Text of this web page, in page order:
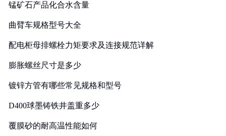
锰矿石产品化合水含量
曲臂车规格型号大全
配电柜母排螺栓力矩要求及连接规范详解
膨胀螺丝尺寸是多少
镀锌方管有哪些常见规格和型号
D400球墨铸铁井盖重多少
覆膜砂的耐高温性能如何